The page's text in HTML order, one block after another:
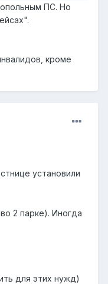
ПС. Но
кроме
установили
2 парке). Иногда
для этих нужд)